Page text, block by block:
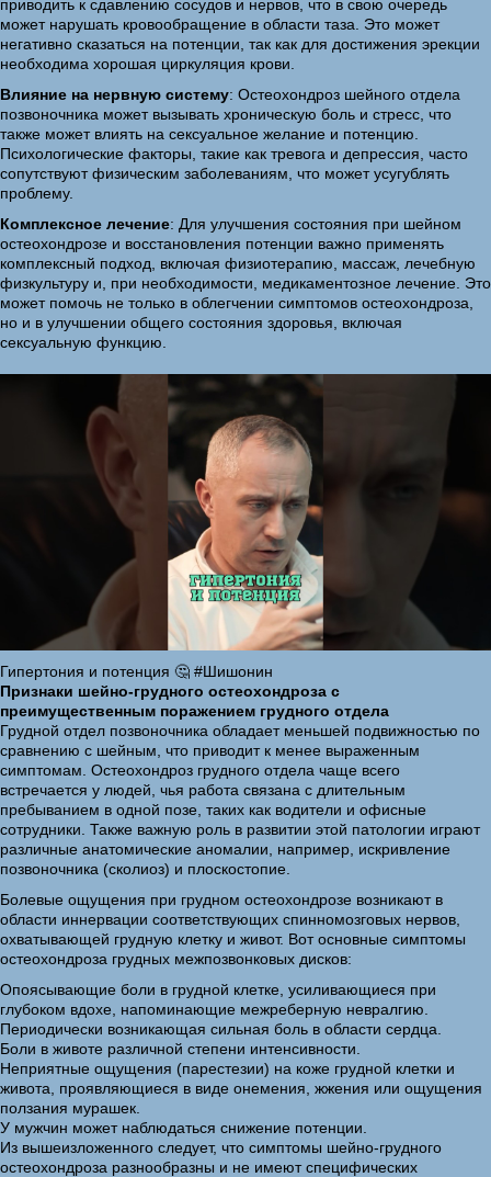
приводить к сдавлению сосудов и нервов, что в свою очередь
может нарушать кровообращение в области таза. Это может
негативно сказаться на потенции, так как для достижения эрекции
необходима хорошая циркуляция крови.
Влияние на нервную систему: Остеохондроз шейного отдела
позвоночника может вызывать хроническую боль и стресс, что
также может влиять на сексуальное желание и потенцию.
Психологические факторы, такие как тревога и депрессия, часто
сопутствуют физическим заболеваниям, что может усугублять
проблему.
Комплексное лечение: Для улучшения состояния при шейном
остеохондрозе и восстановления потенции важно применять
комплексный подход, включая физиотерапию, массаж, лечебную
физкультуру и, при необходимости, медикаментозное лечение. Это
может помочь не только в облегчении симптомов остеохондроза,
но и в улучшении общего состояния здоровья, включая
сексуальную функцию.
Гипертония и потенция 🤔 #Шишонин
Признаки шейно-грудного остеохондроза с
преимущественным поражением грудного отдела
Грудной отдел позвоночника обладает меньшей подвижностью по
сравнению с шейным, что приводит к менее выраженным
симптомам. Остеохондроз грудного отдела чаще всего
встречается у людей, чья работа связана с длительным
пребыванием в одной позе, таких как водители и офисные
сотрудники. Также важную роль в развитии этой патологии играют
различные анатомические аномалии, например, искривление
позвоночника (сколиоз) и плоскостопие.
Болевые ощущения при грудном остеохондрозе возникают в
области иннервации соответствующих спинномозговых нервов,
охватывающей грудную клетку и живот. Вот основные симптомы
остеохондроза грудных межпозвонковых дисков:
Опоясывающие боли в грудной клетке, усиливающиеся при
глубоком вдохе, напоминающие межреберную невралгию.
Периодически возникающая сильная боль в области сердца.
Боли в животе различной степени интенсивности.
Неприятные ощущения (парестезии) на коже грудной клетки и
живота, проявляющиеся в виде онемения, жжения или ощущения
ползания мурашек.
У мужчин может наблюдаться снижение потенции.
Из вышеизложенного следует, что симптомы шейно-грудного
остеохондроза разнообразны и не имеют специфических